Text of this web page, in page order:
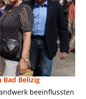
Belizig
beeinflussten